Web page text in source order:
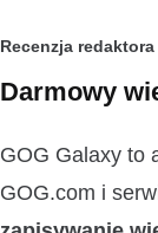
Recenzja redaktora
Darmowy
GOG Galaxy to
GOG.com i